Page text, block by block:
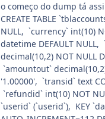
o começo do dump tá
CREATE TABLE
NULL, `currency` int(10)
datetime DEFAULT
decimal(10,2) NOT NULL
`amountout`
'1.00000', `transid` text
`refundid` int(10) NOT
`userid` (`userid`), KEY